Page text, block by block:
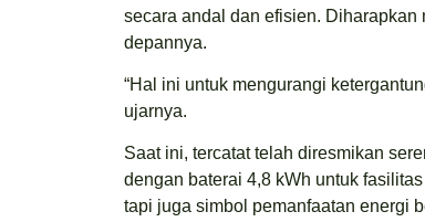
secara andal dan efisien.
depannya.
“Hal ini untuk mengurangi
ujarnya.
Saat ini, tercatat telah diresmikan
dengan baterai 4,8 kWh untuk
tapi juga simbol pemanfaatan energi